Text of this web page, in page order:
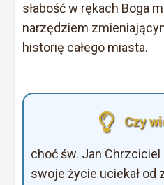
słabość w rękach Boga
narzędziem
historię całego miasta.
Czy
choć św. Jan Chrzciciel
swoje życie uciekał od